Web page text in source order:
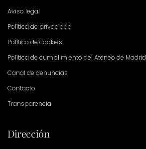
Aviso legal
Política de privacidad
Política de cookies
Política de cumplimiento del Ateneo de Madrid
Canal de denuncias
Contacto
Transparencia
Dirección